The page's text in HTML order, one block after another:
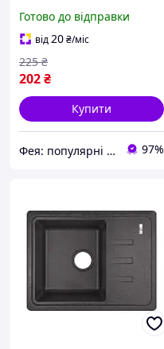
нержавіючої сталі, скла,
природного та штучного
каменю, 500 мл
Готово до відправки
від20₴/міс
202₴
225 ₴
Купити
Фея: популярні товари в інтернеті 97%